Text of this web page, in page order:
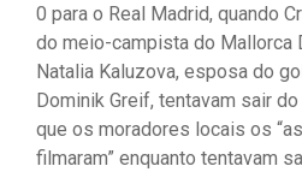
0 para o Real Madrid, quando
do meio-campista do Mallorca
Natalia Kaluzova, esposa do
Dominik Greif, tentavam sair
que os moradores locais os
filmaram” enquanto tentavam